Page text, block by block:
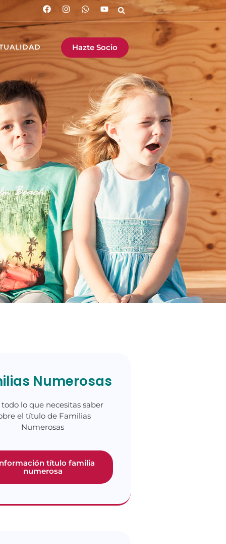
Hazte Socio
Numerosas
lo que necesitas saber
el título de Familias
Numerosas
título familia
numerosa